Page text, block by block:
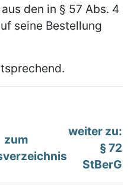
den in § 57 Abs. 4
seine Bestellung
zum
weiter zu:
§ 72
StBerG